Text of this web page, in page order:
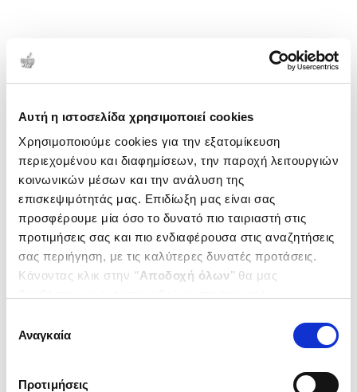
Αυτή η ιστοσελίδα χρησιμοποιεί cookies
Χρησιμοποιούμε cookies για την εξατομίκευση
περιεχομένου και διαφημίσεων, την παροχή λειτουργιών
κοινωνικών μέσων και την ανάλυση της
επισκεψιμότητάς μας. Επιδίωξη μας είναι σας
προσφέρουμε μία όσο το δυνατό πιο ταιριαστή στις
προτιμήσεις σας και πιο ενδιαφέρουσα στις αναζητήσεις
σας περιήγηση, με τις καλύτερες δυνατές προτάσεις.
Κάνοντας κλικ στην ‘’Αποδοχή όλων’’ θα μας
ενδιαφέρουν και να επιλέξετε από τα παρακάτω με την
΄΄και να ενημερωθείτε σχετικά με
συγκατάθεσης
Αναγκαία
Προτιμήσεις